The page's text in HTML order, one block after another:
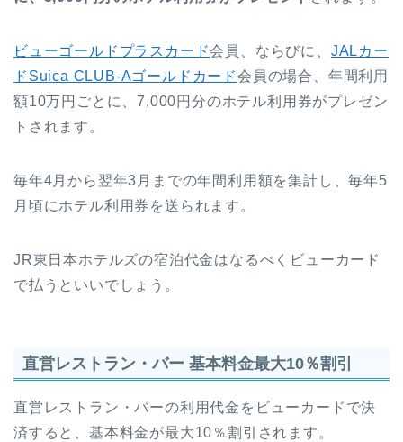
ビューゴールドプラスカード会員、ならびに、 JALカー
ドSuica CLUB-Aゴールドカード会員の場合、年間利用
額10万円ごとに、7,000円分のホテル利用券がプレゼン
トされます。
毎年4月から翌年3月までの年間利用額を集計し、毎年5
月頃にホテル利用券を送られます。
JR東日本ホテルズの宿泊代金はなるべくビューカード
で払うといいでしょう。
直営レストラン・バー 基本料金最大10％割引
直営レストラン・バーの利用代金をビューカードで決
済すると、基本料金が最大10％割引されます。